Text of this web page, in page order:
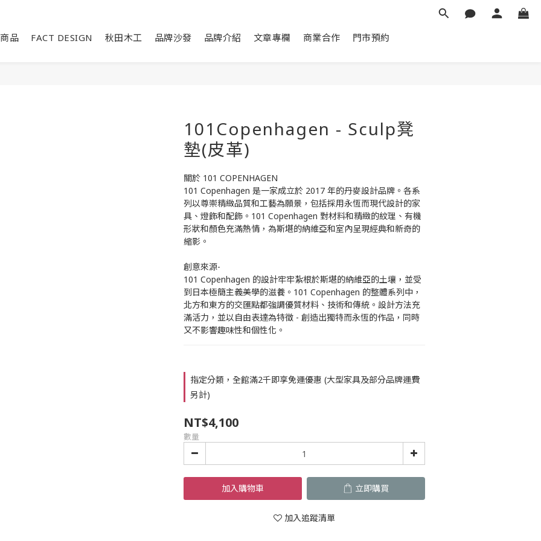
品 FACT DESIGN 秋田木工 品牌沙發 品牌介紹 文章專欄 商業合作 門市預約
101Copenhagen - Sculp凳
墊(皮革)
關於 101 COPENHAGEN
101 Copenhagen 是一家成立於 2017 年的丹麥設計品牌。各系
列以尊崇精緻品質和工藝為願景，包括採用永恆而現代設計的家
具、燈飾和配飾。101 Copenhagen 對材料和精緻的紋理、有機
形狀和顏色充滿熱情，為斯堪的納維亞和室內呈現經典和新奇的
縮影。
創意來源-
101 Copenhagen 的設計牢牢紮根於斯堪的納維亞的土壤，並受
到日本極簡主義美學的滋養。101 Copenhagen 的整體系列中，
北方和東方的交匯點都強調優質材料、技術和傳統。設計方法充
滿活力，並以自由表達為特徵 - 創造出獨特而永恆的作品，同時
又不影響趣味性和個性化。
指定分類，全館滿2千即享免運優惠 (大型家具及部分品牌運費
另計)
NT$4,100
數量
加入購物車 立即購買
加入追蹤清單